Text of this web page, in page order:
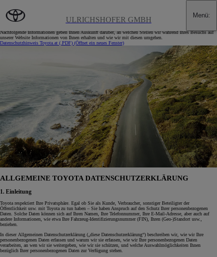
ULRICHSHOFER GMBH Menü:
DATENSCHUTZ
Nachfolgende Informationen geben Ihnen Auskunft darüber, an welchen Stellen wir während Ihres Besuchs auf
unserer Website Informationen von Ihnen erhalten und wie wir mit diesen umgehen.
Datenschutzhinweis Toyota.at (.PDF) (Öffnet ein neues Fenster)
ALLGEMEINE TOYOTA DATENSCHUTZERKLÄRUNG
1. Einleitung
Toyota respektiert Ihre Privatsphäre. Egal ob Sie als Kunde, Verbraucher, sonstiger Beteiligter der
Öffentlichkeit usw. mit Toyota zu tun haben – Sie haben Anspruch auf den Schutz Ihrer personenbezogenen
Daten. Solche Daten können sich auf Ihren Namen, Ihre Telefonnummer, Ihre E-Mail-Adresse, aber auch auf
andere Informationen, wie etwa Ihre Fahrzeug-Identifizierungsnummer (FIN), Ihren (Geo-)Standort usw.,
beziehen.
In dieser Allgemeinen Datenschutzerklärung („diese Datenschutzerklärung“) beschreiben wir, wie wir Ihre
personenbezogenen Daten erfassen und warum wir sie erfassen, wie wir Ihre personenbezogenen Daten
verarbeiten, an wen wir sie weitergeben, wie wir sie schützen, und welche Auswahlmöglichkeiten Ihnen
bezüglich Ihrer personenbezogenen Daten zur Verfügung stehen.